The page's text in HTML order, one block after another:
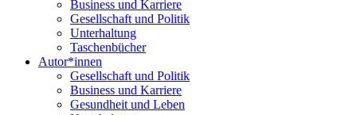
Business und Karriere
Gesellschaft und Politik
Unterhaltung
Taschenbücher
Autor*innen
Gesellschaft und Politik
Business und Karriere
Gesundheit und Leben